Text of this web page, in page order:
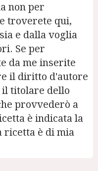
non per
troverete qui,
e dalla voglia
Se per
da me inserite
il diritto d'autore
il titolare dello
provvederò a
è indicata la
ricetta è di mia